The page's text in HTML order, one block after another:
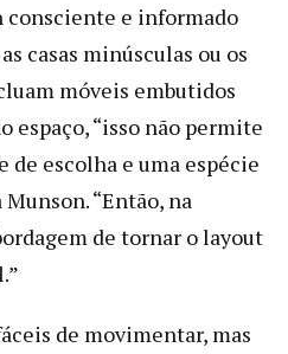
e informado
casas minúsculas ou os
móveis embutidos
espaço, “isso não permite
de escolha e uma espécie
“Então, na
de tornar o layout
de movimentar, mas